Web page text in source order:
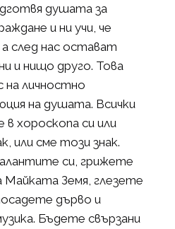
душата за
и ни учи, че
след нас остават
и нищо друго. Това
на личностно
на душата. Всички
в хороскопа си или
или сме този знак.
си, грижете
Майката Земя, глезете
дърво и
Бъдете свързани